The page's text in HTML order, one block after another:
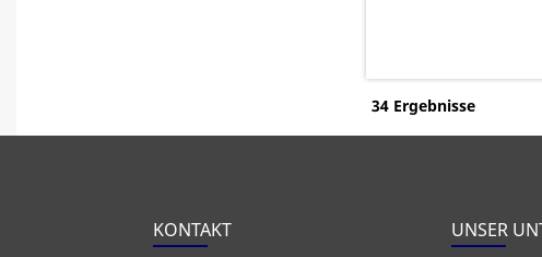
34 Ergebnisse
KONTAKT UNSER